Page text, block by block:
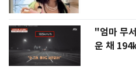
"엄마 무
운 채